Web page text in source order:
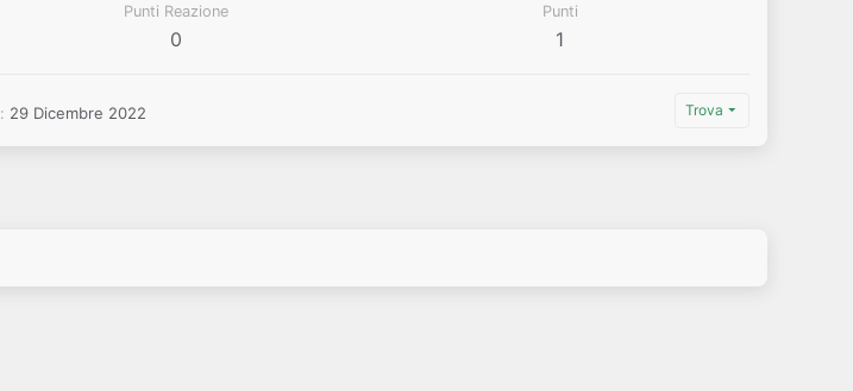
Punti Reazione
0
Punti
1
29 Dicembre 2022 Trova